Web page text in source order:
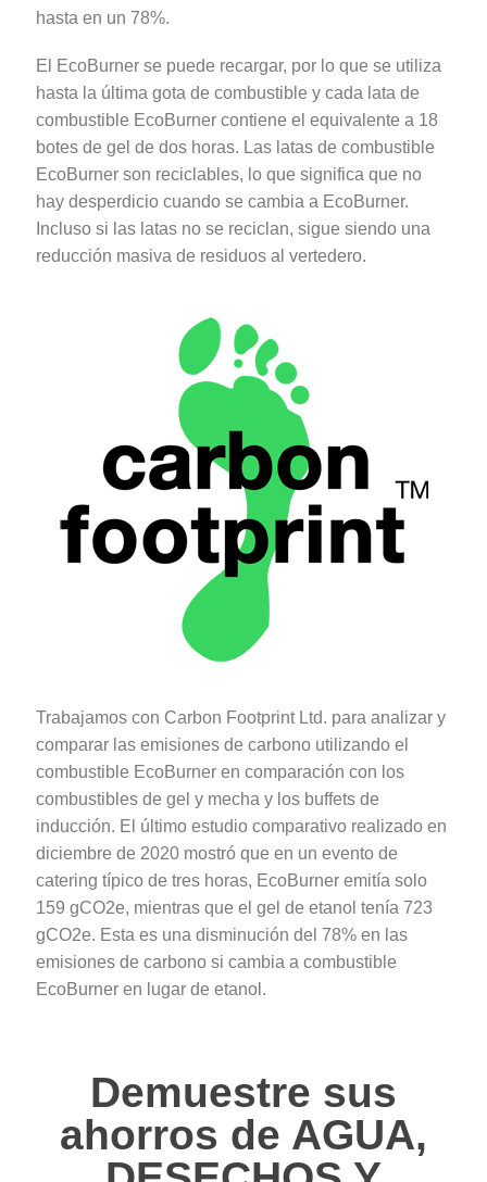
hasta en un 78%.
El EcoBurner se puede recargar, por lo que se utiliza
hasta la última gota de combustible y cada lata de
combustible EcoBurner contiene el equivalente a 18
botes de gel de dos horas. Las latas de combustible
EcoBurner son reciclables, lo que significa que no
hay desperdicio cuando se cambia a EcoBurner.
Incluso si las latas no se reciclan, sigue siendo una
reducción masiva de residuos al vertedero.
Trabajamos con Carbon Footprint Ltd. para analizar y
comparar las emisiones de carbono utilizando el
combustible EcoBurner en comparación con los
combustibles de gel y mecha y los buffets de
inducción. El último estudio comparativo realizado en
diciembre de 2020 mostró que en un evento de
catering típico de tres horas, EcoBurner emitía solo
159 gCO2e, mientras que el gel de etanol tenía 723
gCO2e. Esta es una disminución del 78% en las
emisiones de carbono si cambia a combustible
EcoBurner en lugar de etanol.
Demuestre sus
ahorros de AGUA,